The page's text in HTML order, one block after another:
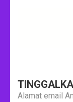
Alamat email